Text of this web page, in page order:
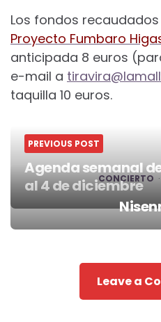
Los fondos
Proyecto Fumbaro
anticipada 8 euros
e-mail a
taquilla 10 euros.
CONCIERTO
Post
navigation
PREVIOUS POST
Agenda semanal
al 4 de diciembre
Leave a